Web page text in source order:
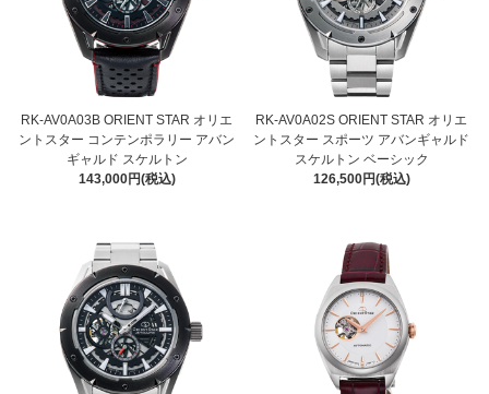
RK-AV0A03B ORIENT STAR オリエ
ントスター コンテンポラリー アバン
ギャルド スケルトン
143,000円(税込)
RK-AV0A02S ORIENT STAR オリエ
ントスター スポーツ アバンギャルド
スケルトン ベーシック
126,500円(税込)